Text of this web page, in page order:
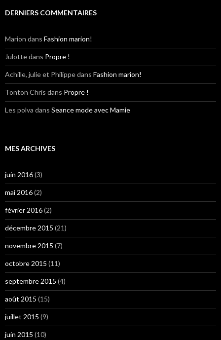
DERNIERS COMMENTAIRES
Marion dans Fashion marion!
Julottedans Propre !
Achille, julie et Philippedans Fashion marion!
Tonton Chris dans Propre !
Les polva dans Seance mode avec Mamie
MES ARCHIVES
juin 2016(3)
mai 2016(2)
février 2016(2)
décembre 2015 (21)
novembre 2015 (7)
octobre 2015 (11)
septembre 2015 (4)
août 2015 (15)
juillet 2015 (9)
juin 2015 (10)